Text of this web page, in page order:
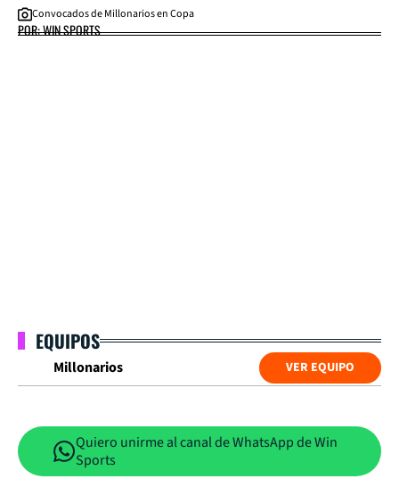
Convocados de Millonarios en Copa
POR: WIN SPORTS
EQUIPOS
Millonarios VER EQUIPO
Quiero unirme al canal de WhatsApp de Win
Sports